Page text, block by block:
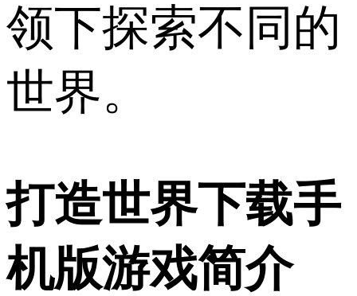
领下探索不同的
世界。
打造世界下载手
机版游戏简介